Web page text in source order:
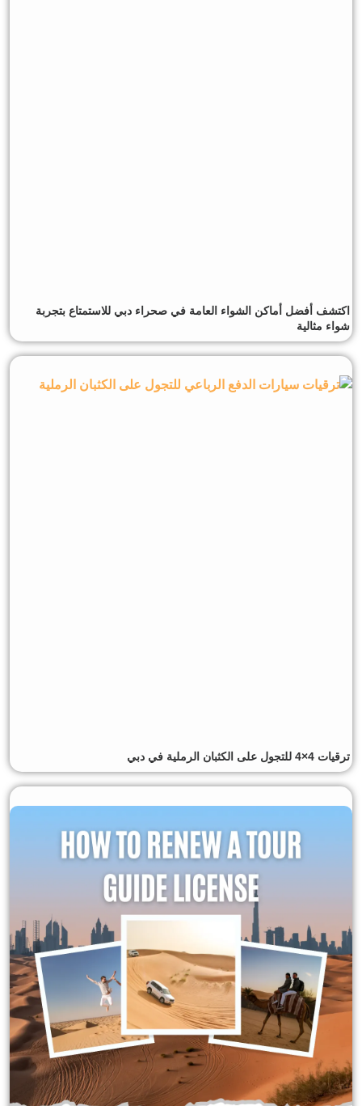
اكتشف أفضل أماكن الشواء العامة في صحراء دبي للاستمتاع بتجربة
شواء مثالية
ترقيات 4×4 للتجول على الكثبان الرملية في دبي